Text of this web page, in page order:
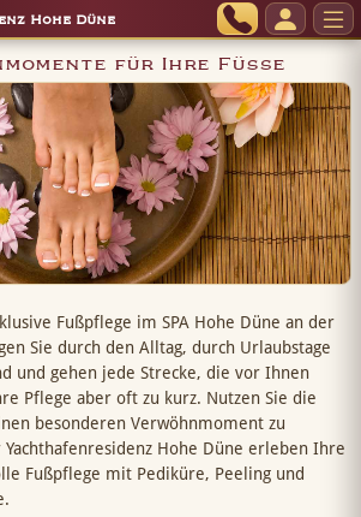
Hohe Düne
für Ihre Füße
Fußpflege im SPA Hohe Düne an der
Sie durch den Alltag, durch Urlaubstage
und gehen jede Strecke, die vor Ihnen
Pflege aber oft zu kurz. Nutzen Sie die
besonderen Verwöhnmoment zu
Yachthafenresidenz Hohe Düne erleben Ihre
Fußpflege mit Pediküre, Peeling und